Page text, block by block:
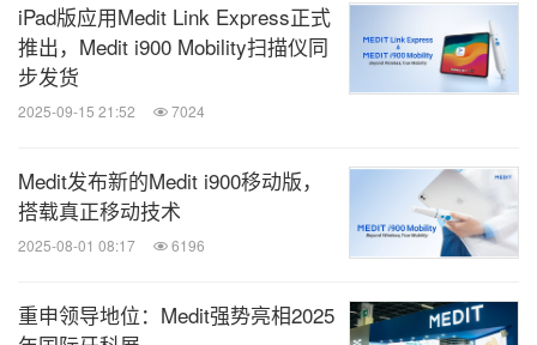
iPad版应用Medit Link Express正式
推出，Medit i900 Mobility扫描仪同
步发货
2025-09-15 21:52 7024
Medit发布新的Medit i900移动版，
搭载真正移动技术
2025-08-01 08:17 6196
重申领导地位：Medit强势亮相2025